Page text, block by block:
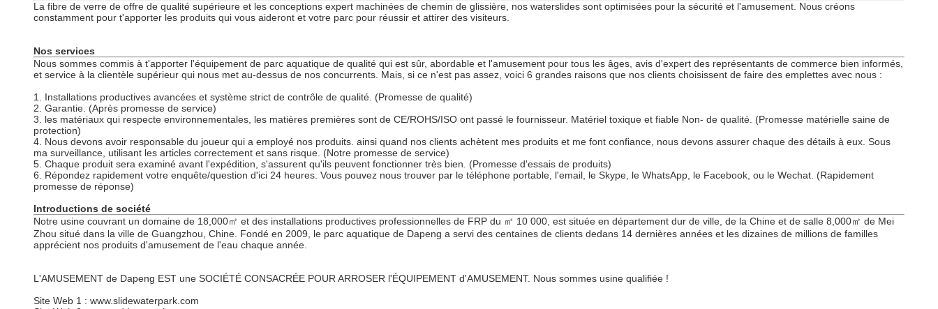
La fibre de verre de offre de qualité supérieure et les conceptions expert machinées de chemin de glissière, nos waterslides sont optimisées pour la sécurité et l'amusement. Nous créons
constamment pour t'apporter les produits qui vous aideront et votre parc pour réussir et attirer des visiteurs.
Nos services
Nous sommes commis à t'apporter l'équipement de parc aquatique de qualité qui est sûr, abordable et l'amusement pour tous les âges, avis d'expert des représentants de commerce bien informés,
et service à la clientèle supérieur qui nous met au-dessus de nos concurrents. Mais, si ce n'est pas assez, voici 6 grandes raisons que nos clients choisissent de faire des emplettes avec nous :
1. Installations productives avancées et système strict de contrôle de qualité. (Promesse de qualité)
2. Garantie. (Après promesse de service)
3. les matériaux qui respecte environnementales, les matières premières sont de CE/ROHS/ISO ont passé le fournisseur. Matériel toxique et fiable Non- de qualité. (Promesse matérielle saine de
protection)
4. Nous devons avoir responsable du joueur qui a employé nos produits. ainsi quand nos clients achètent mes produits et me font confiance, nous devons assurer chaque des détails à eux. Sous
ma surveillance, utilisant les articles correctement et sans risque. (Notre promesse de service)
5. Chaque produit sera examiné avant l'expédition, s'assurent qu'ils peuvent fonctionner très bien. (Promesse d'essais de produits)
6. Répondez rapidement votre enquête/question d'ici 24 heures. Vous pouvez nous trouver par le téléphone portable, l'email, le Skype, le WhatsApp, le Facebook, ou le Wechat. (Rapidement
promesse de réponse)
Introductions de société
Notre usine couvrant un domaine de 18,000㎡ et des installations productives professionnelles de FRP du ㎡ 10 000, est située en département dur de ville, de la Chine et de salle 8,000㎡ de Mei
Zhou situé dans la ville de Guangzhou, Chine. Fondé en 2009, le parc aquatique de Dapeng a servi des centaines de clients dedans 14 dernières années et les dizaines de millions de familles
apprécient nos produits d'amusement de l'eau chaque année.
L'AMUSEMENT de Dapeng EST une SOCIÉTÉ CONSACRÉE POUR ARROSER l'ÉQUIPEMENT d'AMUSEMENT. Nous sommes usine qualifiée !
Site Web 1 : www.slidewaterpark.com